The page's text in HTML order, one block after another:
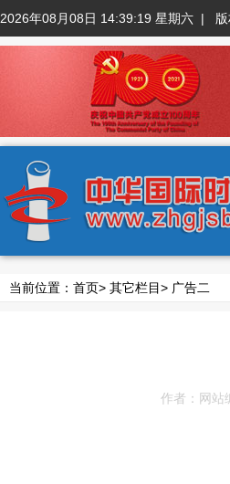
2026年08月08日 14:39:19 星期六 |
当前位置： 首页> 其它栏目> 广告二
作者：网站